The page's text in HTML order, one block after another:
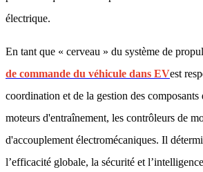
électrique.
En tant que « cerveau » du système de
de commande du véhicule dans EVest
coordination et de la gestion des composants
moteurs d'entraînement, les contrôleurs de
d'accouplement électromécaniques. Il
l’efficacité globale, la sécurité et